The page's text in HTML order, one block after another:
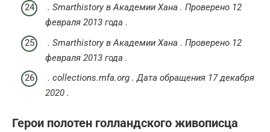
. SmarthistoryвАкадемии Хана . Проверено 12
февраля 2013 года .
. Smarthistoryв Академии Хана . Проверено 12
февраля 2013 года .
. collections.mfa.org .Дата обращения 17 декабря
2020 .
Герои полотен голландского живописца